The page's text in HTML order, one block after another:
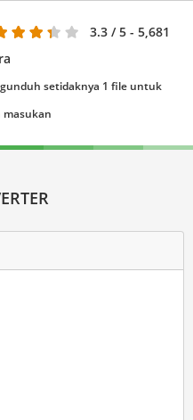
3.3 / 5 - 5,681
setidaknya 1 file untuk
masukan